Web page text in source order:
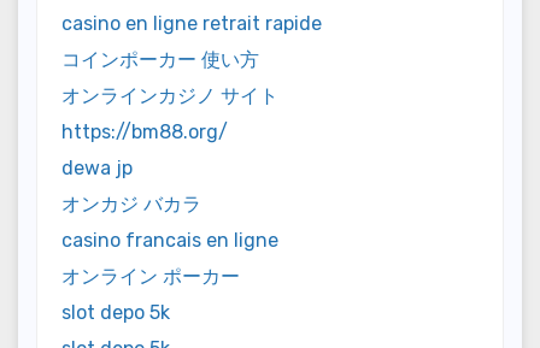
casino en ligne retrait rapide
コインポーカー 使い方
オンラインカジノ サイト
https://bm88.org/
dewa jp
オンカジ バカラ
casino francais en ligne
オンライン ポーカー
slot depo 5k